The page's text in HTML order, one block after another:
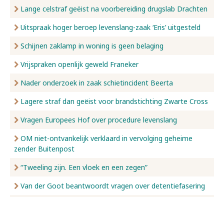
Lange celstraf geëist na voorbereiding drugslab Drachten
Uitspraak hoger beroep levenslang-zaak ‘Eris’ uitgesteld
Schijnen zaklamp in woning is geen belaging
Vrijspraken openlijk geweld Franeker
Nader onderzoek in zaak schietincident Beerta
Lagere straf dan geëist voor brandstichting Zwarte Cross
Vragen Europees Hof over procedure levenslang
OM niet-ontvankelijk verklaard in vervolging geheime
zender Buitenpost
“Tweeling zijn. Een vloek en een zegen”
Van der Goot beantwoordt vragen over detentiefasering